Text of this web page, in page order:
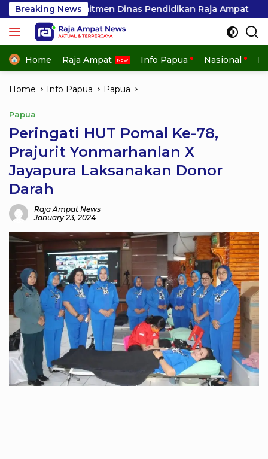
Skip
to
content
Breaking NewsDinas Pendidikan Raja Ampat FGD
Home Raja Ampat Info Papua Nasional
Home Info Papua Papua
Papua
Peringati HUT Pomal Ke-78,
Prajurit Yonmarhanlan X
Jayapura Laksanakan Donor
Darah
Raja Ampat News
January 23, 2024